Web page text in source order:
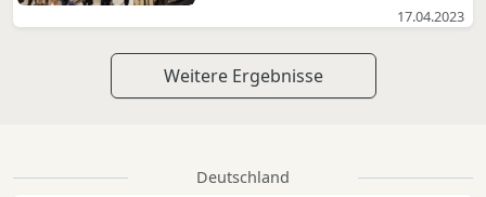
17.04.2023
Weitere Ergebnisse
Deutschland